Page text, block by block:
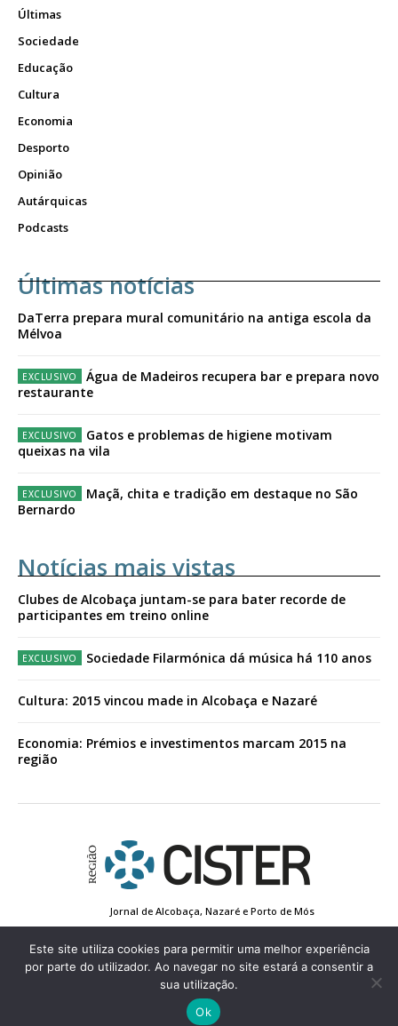
Últimas
Sociedade
Educação
Cultura
Economia
Desporto
Opinião
Autárquicas
Podcasts
Últimas notícias
DaTerra prepara mural comunitário na antiga escola da
Mélvoa
Água de Madeiros recupera bar e prepara novo
restaurante
Gatos e problemas de higiene motivam
queixas na vila
Maçã, chita e tradição em destaque no São
Bernardo
Notícias mais vistas
Clubes de Alcobaça juntam-se para bater recorde de
participantes em treino online
Sociedade Filarmónica dá música há 110 anos
Cultura: 2015 vincou made in Alcobaça e Nazaré
Economia: Prémios e investimentos marcam 2015 na
região
Jornal de Alcobaça, Nazaré e Porto de Mós
Conta de Registo
Edição Impressa
© 2022 Região de Cister - Todos os direitos reservados.
Este site utiliza cookies para permitir uma melhor experiência
por parte do utilizador. Ao navegar no site estará a consentir a
sua utilização.
Ok